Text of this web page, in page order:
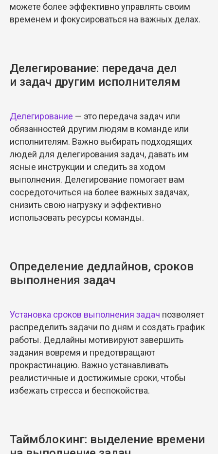
можете более эффективно управлять своим
временем и фокусироваться на важных делах.
Делегирование: передача дел
и задач другим исполнителям
Делегирование — это передача задач или
обязанностей другим людям в команде или
исполнителям. Важно выбирать подходящих
людей для делегирования задач, давать им
ясные инструкции и следить за ходом
выполнения. Делегирование помогает вам
сосредоточиться на более важных задачах,
снизить свою нагрузку и эффективно
использовать ресурсы команды.
Определение дедлайнов, сроков
выполнения задач
Установка сроков выполнения задач позволяет
распределить задачи по дням и создать график
работы. Дедлайны мотивируют завершить
задания вовремя и предотвращают
прокрастинацию. Важно устанавливать
реалистичные и достижимые сроки, чтобы
избежать стресса и беспокойства.
Таймблокинг: выделение времени